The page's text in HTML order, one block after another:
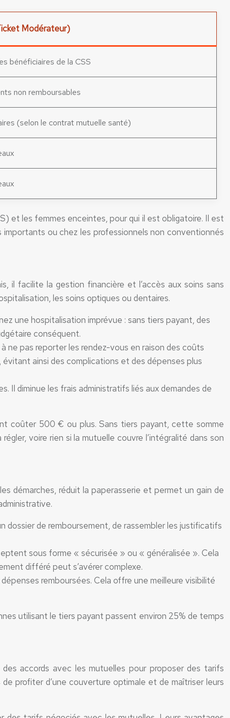
Modérateur)
bénéficiaires de la CSS
non remboursables
(selon le contrat mutuelle santé)
et les femmes enceintes, pour qui il est obligatoire. Il est
ou chez les professionnels non conventionnés
il facilite la gestion financière et l’accès aux soins sans
les soins optiques ou dentaires.
une hospitalisation imprévue : sans tiers payant, des
conséquent.
ne pas reporter les rendez-vous en raison des coûts
ainsi des complications et des dépenses plus
Il diminue les frais administratifs liés aux demandes de
coûter 500 € ou plus. Sans tiers payant, cette somme
voire rien si la mutuelle couvre l’intégralité dans son
démarches, réduit la paperasserie et permet un gain de
dossier de remboursement, de rassembler les justificatifs
sous forme « sécurisée » ou « généralisée ». Cela
différé peut s’avérer complexe.
remboursées. Cela offre une meilleure visibilité
utilisant le tiers payant passent environ 25% de temps
accords avec les mutuelles pour proposer des tarifs
profiter d’une couverture optimale et de maîtriser leurs